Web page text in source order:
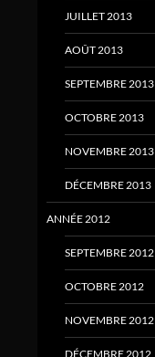
JUILLET 2013
AOÛT 2013
SEPTEMBRE 2013
OCTOBRE 2013
NOVEMBRE 2013
DÉCEMBRE 2013
ANNÉE 2012
SEPTEMBRE 2012
OCTOBRE 2012
NOVEMBRE 2012
DÉCEMBRE 2012